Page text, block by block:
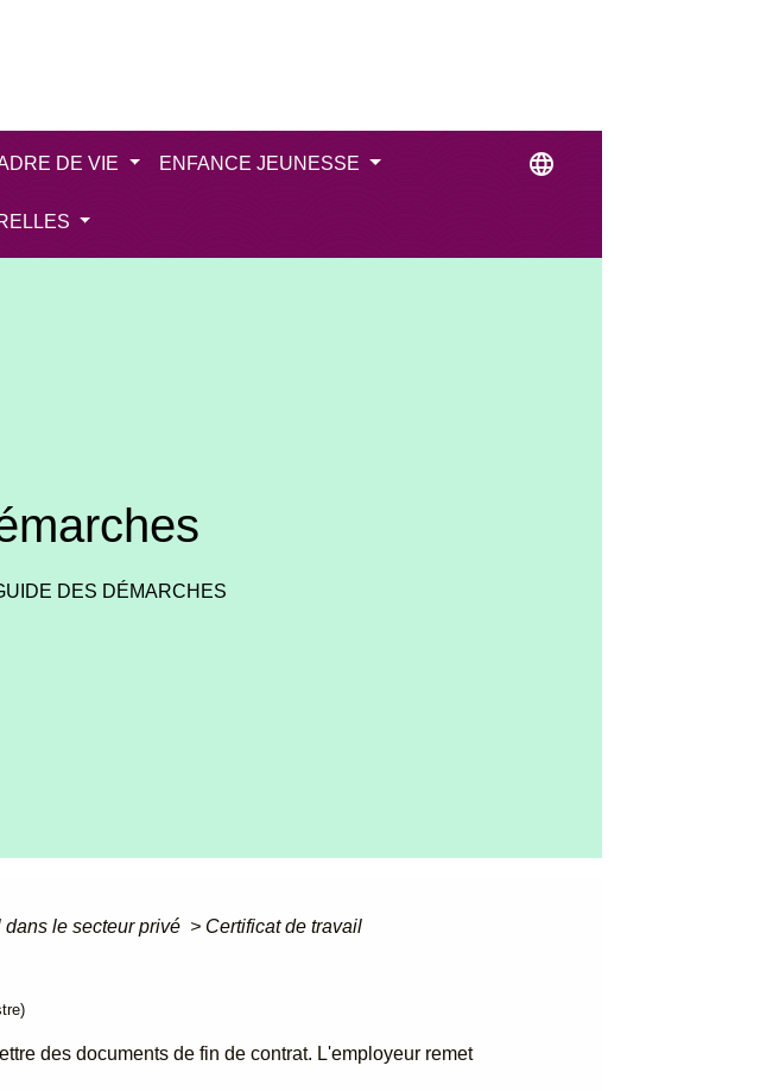
DE VIE ENFANCE JEUNESSE language
DES DÉMARCHES
le secteur privé > Certificat de travail
des documents de fin de contrat. L'employeur remet